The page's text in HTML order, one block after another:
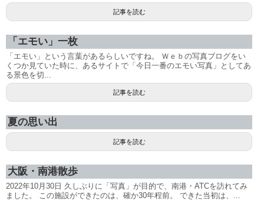
記事を読む
「エモい」一枚
「エモい」という言葉があるらしいですね。 Ｗｅｂの写真ブログをい
くつか見ていた時に、あるサイトで「今日一番のエモい写真」としてあ
る景色を切...
記事を読む
夏の思い出
記事を読む
大阪・南港散歩
2022年10月30日 久しぶりに「写真」が目的で、南港・ATCを訪れてみ
ました。 この施設ができたのは、確か30年程前。 できた当初は、...